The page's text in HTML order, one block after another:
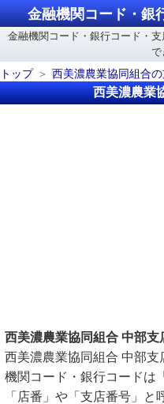
金融機関コード・銀
金融機関コード・銀行コード・
で
トップ
西美濃農業協同組合
西美濃農業
西美濃農業協同組合 中部
西美濃農業協同組合 中部
機関コード・銀行コードは
「店番」や「支店番号」